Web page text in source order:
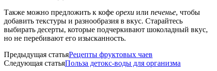
Также можно предложить к кофе орехи или печенье, чтобы
добавить текстуры и разнообразия в вкус. Старайтесь
выбирать десерты, которые подчеркивают шоколадный вкус,
но не перебивают его изысканность.
Предыдущая статьяРецепты фруктовых чаев
Следующая статьяПольза детокс-воды для организма